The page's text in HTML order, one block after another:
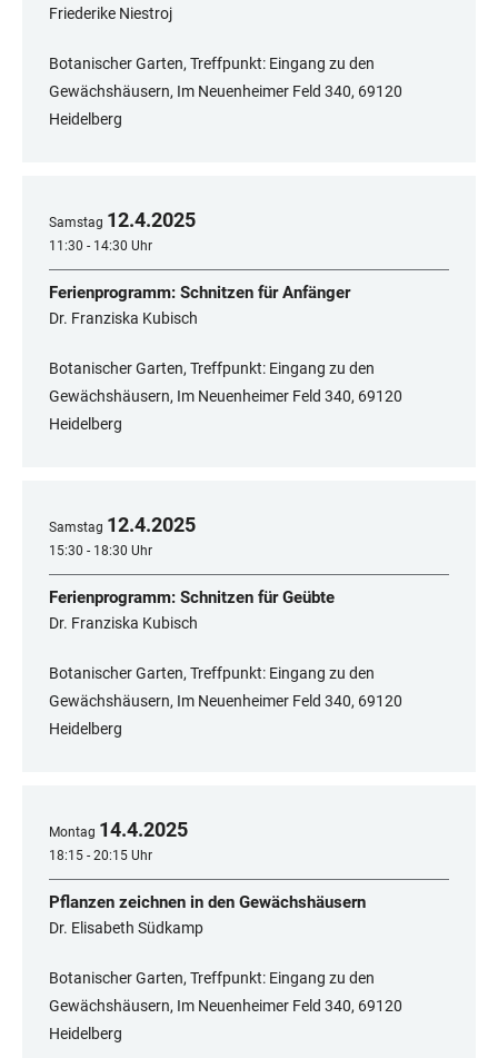
Friederike Niestroj
Botanischer Garten, Treffpunkt: Eingang zu den
Gewächshäusern, Im Neuenheimer Feld 340, 69120
Heidelberg
Samstag 12.4.2025
11:30 - 14:30 Uhr
Ferienprogramm: Schnitzen für Anfänger
Dr. Franziska Kubisch
Botanischer Garten, Treffpunkt: Eingang zu den
Gewächshäusern, Im Neuenheimer Feld 340, 69120
Heidelberg
Samstag 12.4.2025
15:30 - 18:30 Uhr
Ferienprogramm: Schnitzen für Geübte
Dr. Franziska Kubisch
Botanischer Garten, Treffpunkt: Eingang zu den
Gewächshäusern, Im Neuenheimer Feld 340, 69120
Heidelberg
Montag 14.4.2025
18:15 - 20:15 Uhr
Pflanzen zeichnen in den Gewächshäusern
Dr. Elisabeth Südkamp
Botanischer Garten, Treffpunkt: Eingang zu den
Gewächshäusern, Im Neuenheimer Feld 340, 69120
Heidelberg